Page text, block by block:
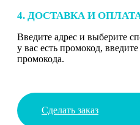
4. ДОСТАВКА И
Введите адрес и выберите
у вас есть промокод,
промокода.
Сделать заказ